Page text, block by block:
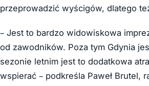
przeprowadzić wyścigów, dlatego
– Jest to bardzo widowiskowa
od zawodników. Poza tym Gdynia
sezonie letnim jest to dodatkowa
wspierać – podkreśla Paweł Brutel,